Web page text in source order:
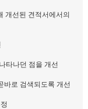
개선된 견적서에서의
타나던 점을 개선
바로 검색되도록 개선